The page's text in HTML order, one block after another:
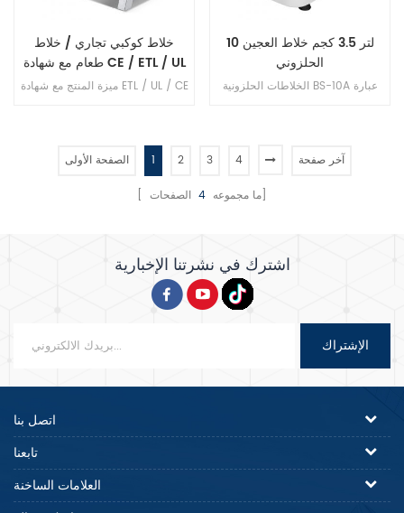
خلاط كوكبي تجاري / خلاط
طعام مع شهادة CE / ETL / UL
ميزة المنتج مع شهادة ETL / UL / CE
كجم سعة العجين ： 11 . 3 كجم مادة
الجسم: الألمنيوم المصبوب مادة
دافع التروس
10 لتر 3.5 كجم خلاط العجين
الحلزوني
الخلاطات الحلزونية BS-10A عبارة
ومؤسسات الخدمات الغذائية الأخرى.
من العجين وهي معروفة بكفاءتها
الصفحة الأولى 1 2 3 4 آخر صفحة
[ ما مجموعه 4 الصفحات]
اشترك في نشرتنا الإخبارية
الإشتراك
اتصل بنا
تابعنا
العلامات الساخنة